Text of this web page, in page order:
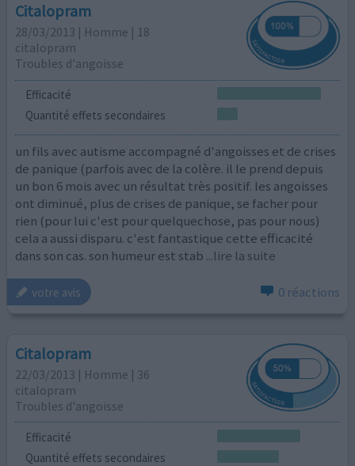
Citalopram
28/03/2013 | Homme | 18
citalopram
Troubles d'angoisse
Efficacité
Quantité effets secondaires
un fils avec autisme accompagné d'angoisses et de crises
de panique (parfois avec de la colère. il le prend depuis
un bon 6 mois avec un résultat très positif. les angoisses
ont diminué, plus de crises de panique, se facher pour
rien (pour lui c'est pour quelquechose, pas pour nous)
cela a aussi disparu. c'est fantastique cette efficacité
dans son cas. son humeur est stab ...lire la suite
votre avis 0 réactions
Citalopram
22/03/2013 | Homme | 36
citalopram
Troubles d'angoisse
Efficacité
Quantité effets secondaires